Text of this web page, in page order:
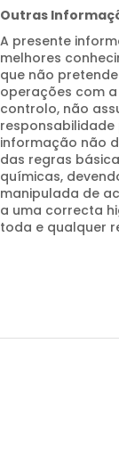
Outras
A presente
melhores
que não
operações com
controlo, não
informação não
das regras
químicas,
manipulada de
a uma correcta
toda e qualquer